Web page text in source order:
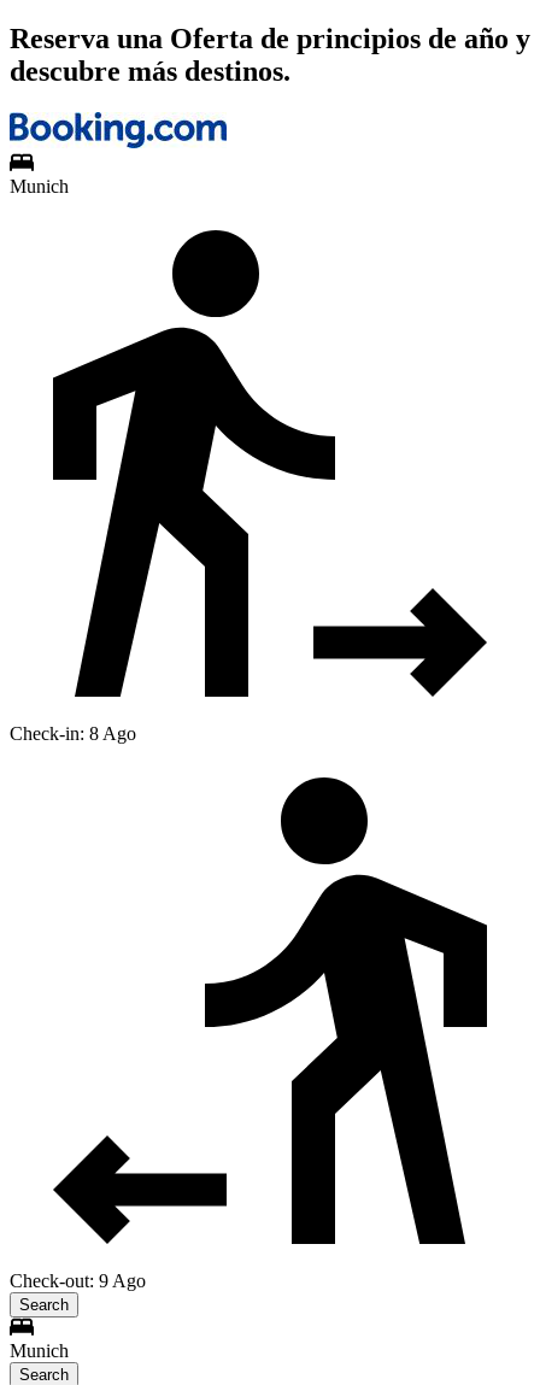
Reserva una Oferta de principios de año y
descubre más destinos.
Munich
Check-in: 8 Ago
Check-out: 9 Ago
Search
Munich
Search